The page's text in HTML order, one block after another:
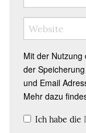
Mit der
der
und Email
Mehr dazu
Ich habe die